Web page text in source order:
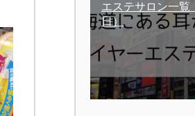
エステサロン一覧
日）